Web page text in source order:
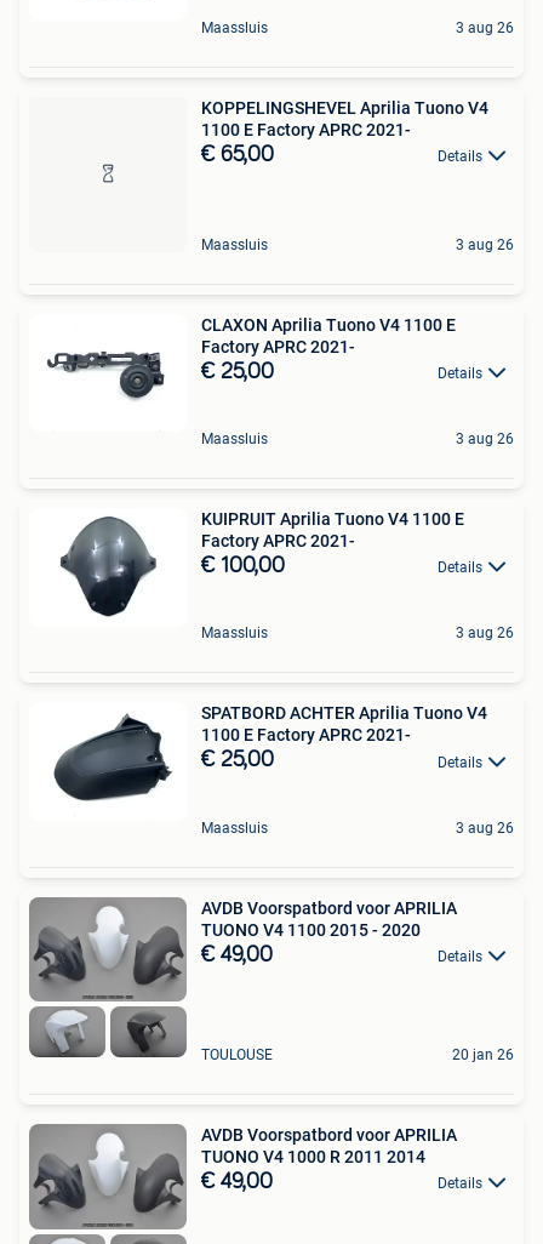
Maassluis 3 aug 26
KOPPELINGSHEVEL Aprilia Tuono V4
1100 E Factory APRC 2021-
€ 65,00 Details
Maassluis 3 aug 26
CLAXON Aprilia Tuono V4 1100 E
Factory APRC 2021-
€ 25,00 Details
Maassluis 3 aug 26
KUIPRUIT Aprilia Tuono V4 1100 E
Factory APRC 2021-
€ 100,00 Details
Maassluis 3 aug 26
SPATBORD ACHTER Aprilia Tuono V4
1100 E Factory APRC 2021-
€ 25,00 Details
Maassluis 3 aug 26
AVDB Voorspatbord voor APRILIA
TUONO V4 1100 2015 - 2020
€ 49,00 Details
TOULOUSE 20 jan 26
AVDB Voorspatbord voor APRILIA
TUONO V4 1000 R 2011 2014
€ 49,00 Details